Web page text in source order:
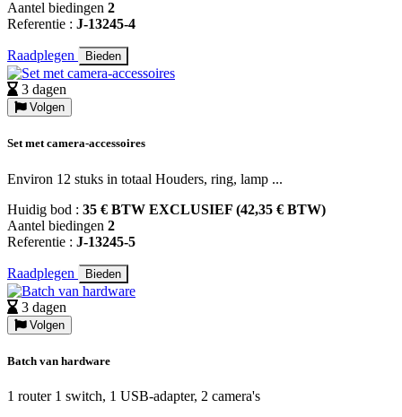
Aantel biedingen 2
Referentie : J-13245-4
Raadplegen Bieden
3 dagen
Volgen
Set met camera-accessoires
Environ 12 stuks in totaal Houders, ring, lamp ...
Huidig bod : 35 € BTW EXCLUSIEF (42,35 € BTW)
Aantel biedingen 2
Referentie : J-13245-5
Raadplegen Bieden
3 dagen
Volgen
Batch van hardware
1 router 1 switch, 1 USB-adapter, 2 camera's